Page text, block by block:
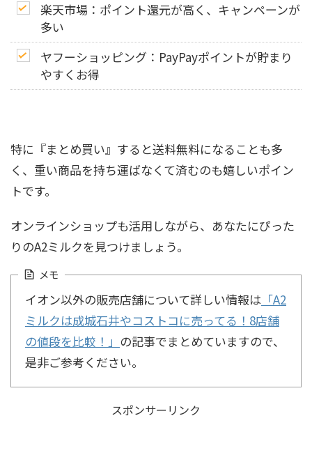
楽天市場：ポイント還元が高く、キャンペーンが
多い
ヤフーショッピング：PayPayポイントが貯まり
やすくお得
特に『まとめ買い』すると送料無料になることも多
く、重い商品を持ち運ばなくて済むのも嬉しいポイン
トです。
オンラインショップも活用しながら、あなたにぴった
りのA2ミルクを見つけましょう。
メモ
イオン以外の販売店舗について詳しい情報は 「A2
ミルクは成城石井やコストコに売ってる！8店舗
の値段を比較！」 の記事でまとめていますので、
是非ご参考ください。
スポンサーリンク